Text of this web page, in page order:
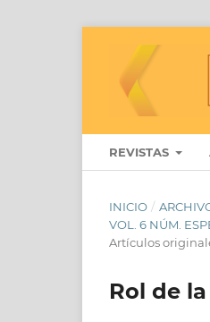
REVISTAS
INICIO /
VOL. 6 NÚM.
Artículos
Rol de